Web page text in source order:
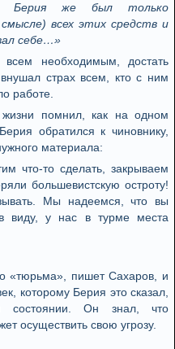
Берия же был только
всех этих средств и
себе…»
необходимым, достать
страх всем, кто с ним
работе.
помнил, как на одном
обратился к чиновнику,
материала:
что-то сделать, закрываем
большевистскую остроту!
Мы надеемся, что вы
виду, у нас в турме места
«тюрьма», пишет Сахаров, и
которому Берия это сказал,
состоянии. Он знал, что
осуществить свою угрозу.